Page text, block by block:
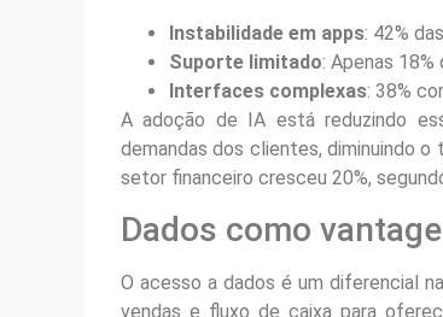
Instabilidade em apps: 42%
Suporte limitado: Apenas
Interfaces complexas: 38%
A adoção de IA está reduzindo
demandas dos clientes, diminuindo
setor financeiro cresceu 20%,
Dados como
O acesso a dados é um diferencial
vendas e fluxo de caixa para